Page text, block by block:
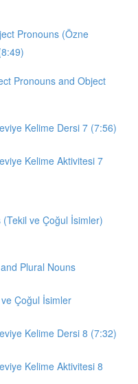
Pronouns (Özne
Pronouns and Object
Kelime Dersi 7 (7:56)
Kelime Aktivitesi 7
ve Çoğul İsimler)
Plural Nouns
Çoğul İsimler
Kelime Dersi 8 (7:32)
Kelime Aktivitesi 8